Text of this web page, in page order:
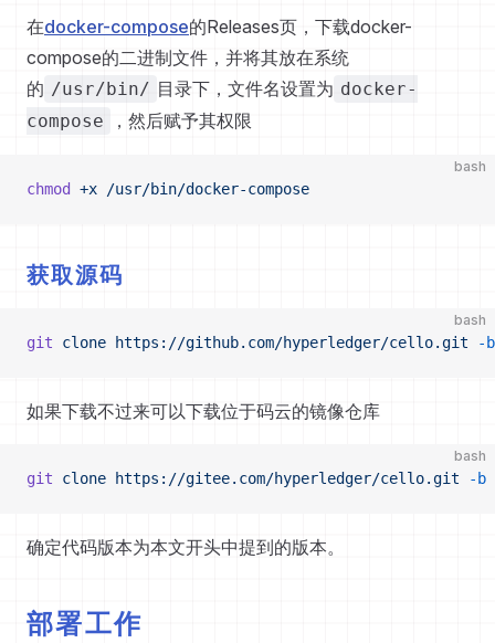
在docker-compose的Releases页，下载docker-
compose的二进制文件，并将其放在系统
的 /usr/bin/ 目录下，文件名设置为 docker-
compose
，然后赋予其权限
bash
chmod +x /usr/bin/docker-compose
获取源码
bash
git clone https://github.com/hyperledger/cello.git -b
如果下载不过来可以下载位于码云的镜像仓库
bash
git clone https://gitee.com/hyperledger/cello.git -b
确定代码版本为本文开头中提到的版本。
部署工作